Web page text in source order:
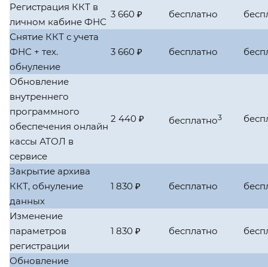
Регистрация ККТ в
личном кабине ФНС
3 660 ₽ бесплатно
Снятие ККТ с учета
ФНС + тех.
обнуление
3 660 ₽ бесплатно
Обновление
внутреннего
программного
обеспечения онлайн
кассы АТОЛ в
сервисе
2 440 ₽ бесплатно3
Закрытие архива
ККТ, обнуление
данных
1 830 ₽ бесплатно
Изменение
параметров
регистрации
1 830 ₽ бесплатно
Обновление